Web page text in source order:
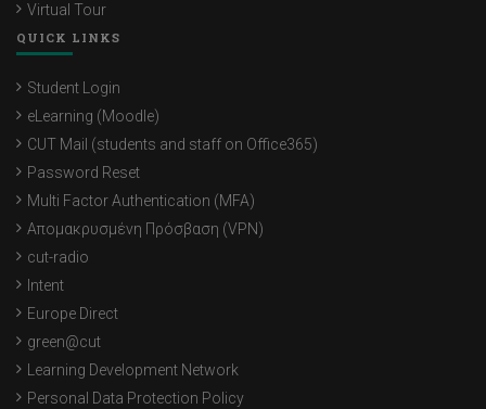
Virtual Tour
QUICK LINKS
Student Login
eLearning (Moodle)
CUT Mail (students and staff on Office365)
Password Reset
Multi Factor Authentication (MFA)
Απομακρυσμένη Πρόσβαση (VPN)
cut-radio
Intent
Europe Direct
green@cut
Learning Development Network
Personal Data Protection Policy